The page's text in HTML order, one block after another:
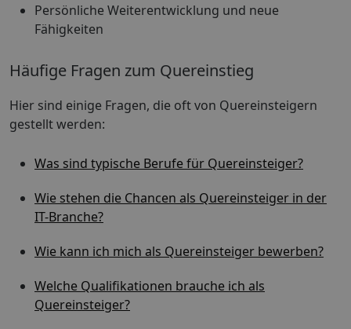
Persönliche Weiterentwicklung und neue
Fähigkeiten
Häufige Fragen zum Quereinstieg
Hier sind einige Fragen, die oft von Quereinsteigern
gestellt werden:
Was sind typische Berufe für Quereinsteiger?
Wie stehen die Chancen als Quereinsteiger in der
IT-Branche?
Wie kann ich mich als Quereinsteiger bewerben?
Welche Qualifikationen brauche ich als
Quereinsteiger?